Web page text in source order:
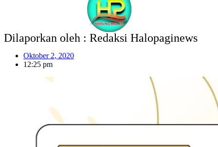
Dilaporkan oleh : Redaksi Halopaginews
Oktober 2, 2020
12:25 pm